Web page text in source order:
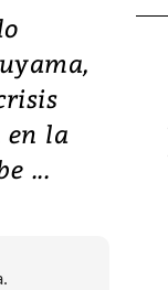
en la
...
su
y